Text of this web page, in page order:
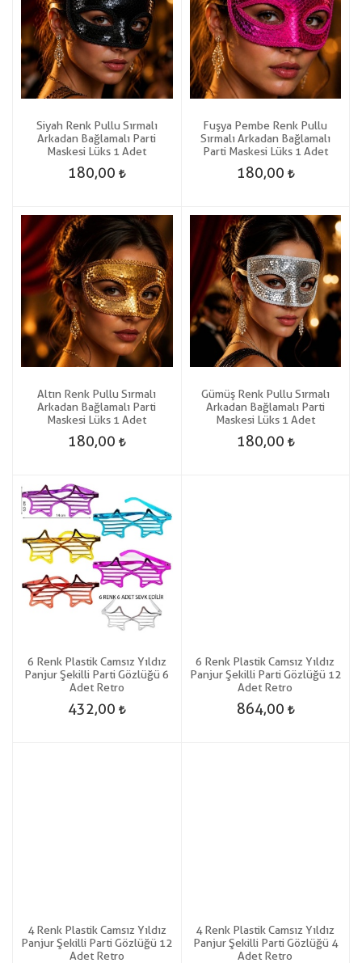
Siyah Renk Pullu Sırmalı
Arkadan Bağlamalı Parti
Maskesi Lüks 1 Adet
180,00
Fuşya Pembe Renk Pullu
Sırmalı Arkadan Bağlamalı
Parti Maskesi Lüks 1 Adet
180,00
Altın Renk Pullu Sırmalı
Arkadan Bağlamalı Parti
Maskesi Lüks 1 Adet
180,00
Gümüş Renk Pullu Sırmalı
Arkadan Bağlamalı Parti
Maskesi Lüks 1 Adet
180,00
6 Renk Plastik Camsız Yıldız
Panjur Şekilli Parti Gözlüğü 6
Adet Retro
432,00
6 Renk Plastik Camsız Yıldız
Panjur Şekilli Parti Gözlüğü 12
Adet Retro
864,00
4 Renk Plastik Camsız Yıldız
Panjur Şekilli Parti Gözlüğü 12
Adet Retro
4 Renk Plastik Camsız Yıldız
Panjur Şekilli Parti Gözlüğü 4
Adet Retro